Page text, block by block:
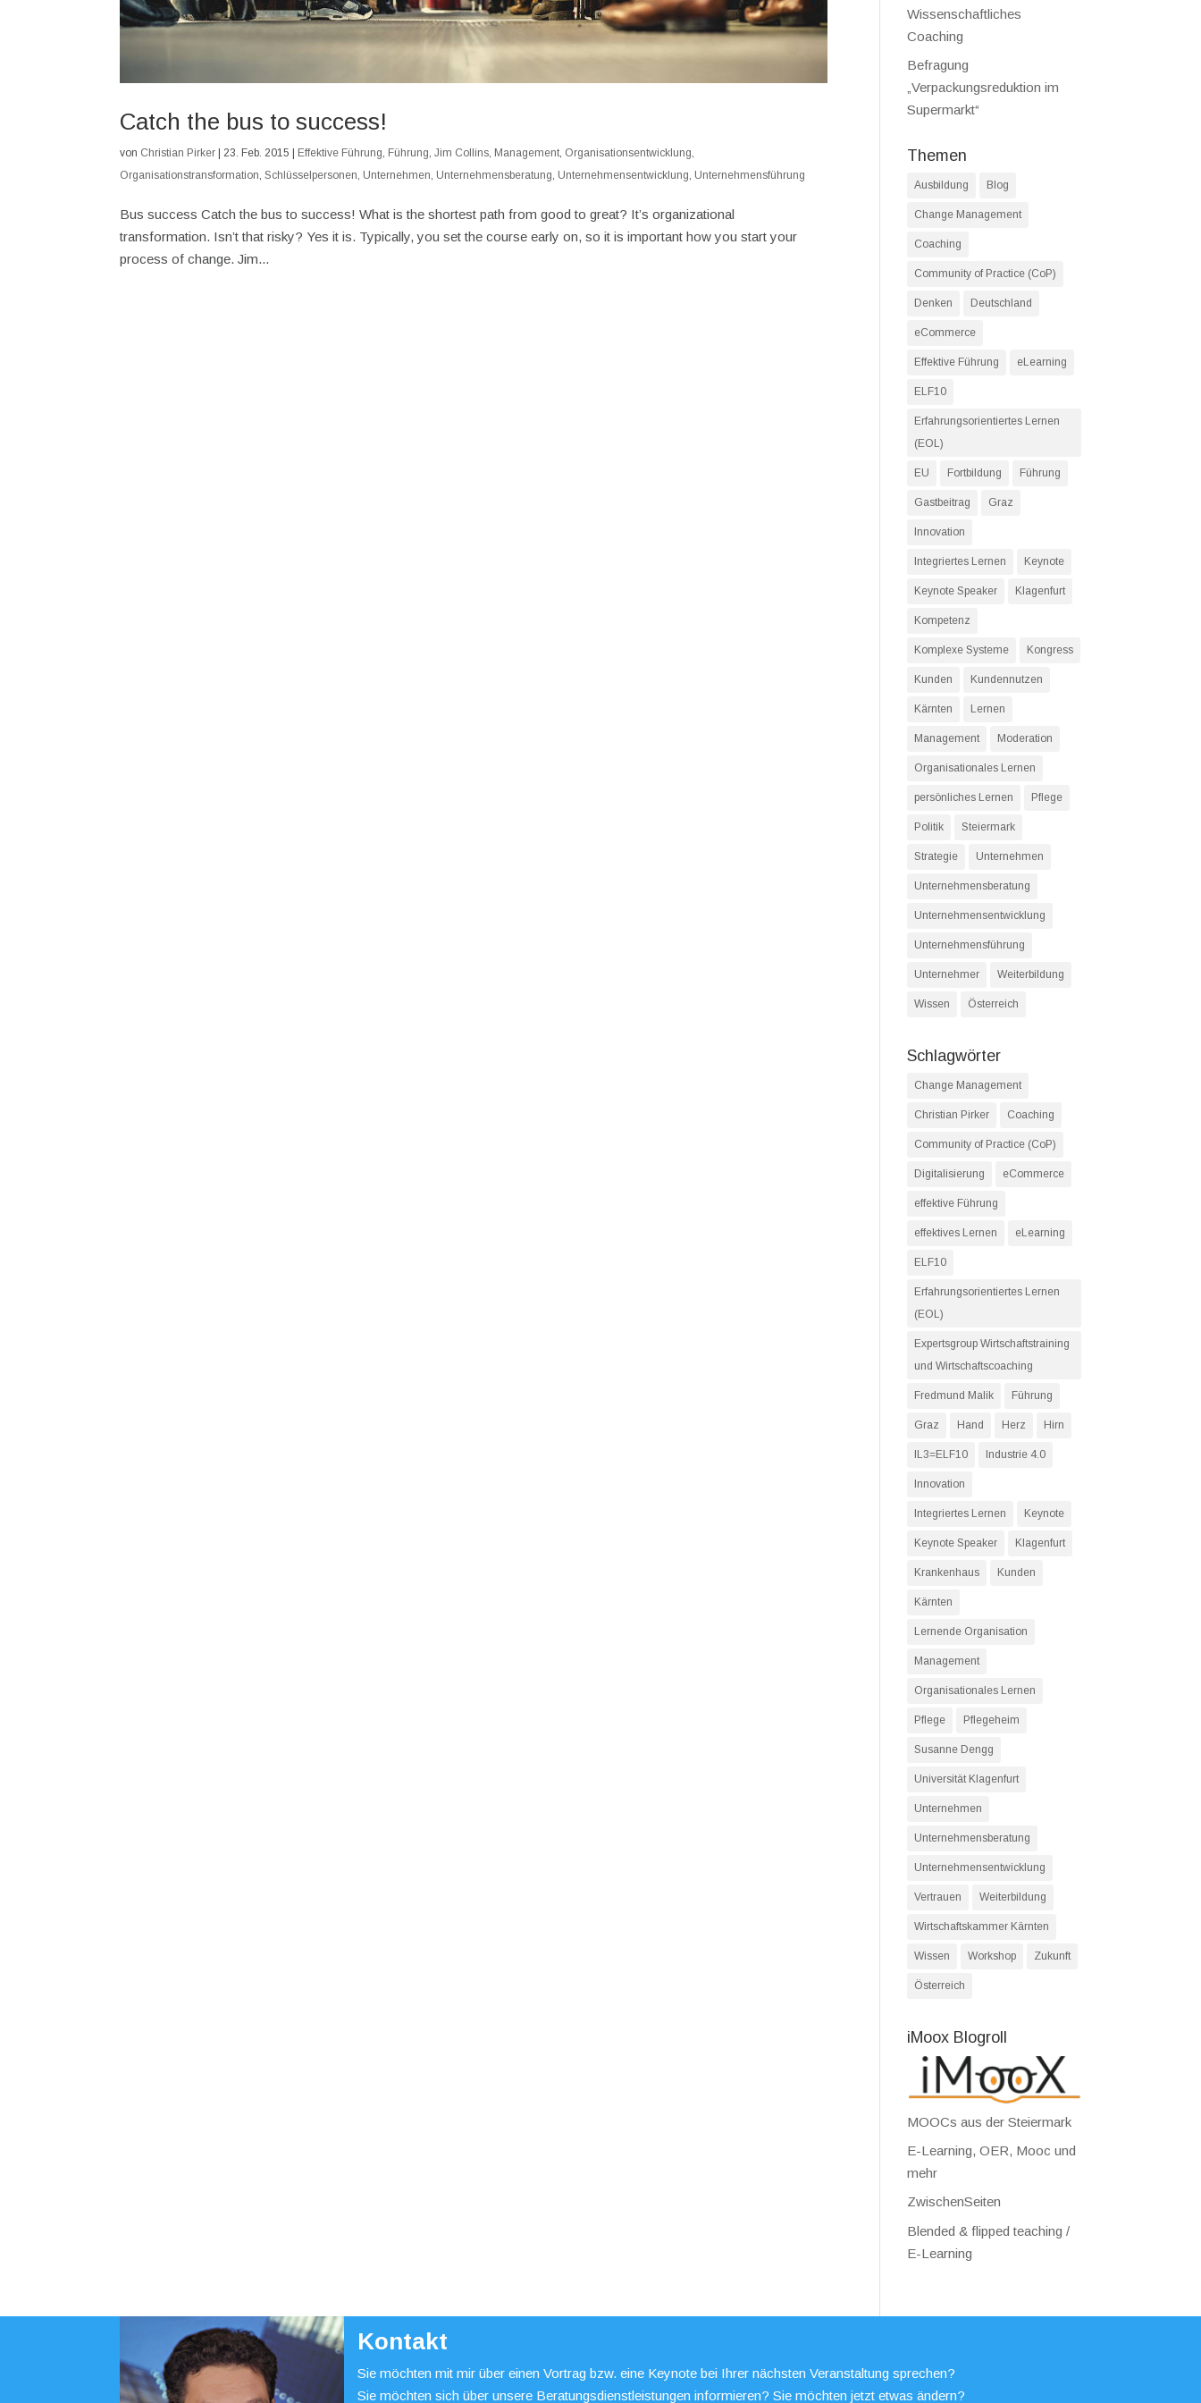
Catch the bus to success!
von Christian Pirker | 23. Feb. 2015 | Effektive Führung Führung ,Jim Collins Management Organisationsentwicklung
Organisationstransformation ,Schlüsselpersonen Unternehmen Unternehmensberatung Unternehmensentwicklung Unternehmensführung
Bus success Catch the bus to success! What is the shortest path from good to great? It’s organizational
transformation. Isn’t that risky? Yes it is. Typically, you set the course early on, so it is important how you start your
process of change. Jim...
Wissenschaftliches
Coaching
Befragung
„Verpackungsreduktion im
Supermarkt“
Themen
Ausbildung Blog
Change Management
Coaching
Community of Practice (CoP)
Denken Deutschland
eCommerce
Effektive Führung eLearning
ELF10
Erfahrungsorientiertes Lernen
(EOL)
EU Fortbildung Führung
Gastbeitrag Graz
Innovation
Integriertes Lernen Keynote
Keynote Speaker Klagenfurt
Kompetenz
Komplexe Systeme Kongress
Kunden Kundennutzen
Kärnten Lernen
Management Moderation
Organisationales Lernen
persönliches Lernen Pflege
Politik Steiermark
Strategie Unternehmen
Unternehmensberatung
Unternehmensentwicklung
Unternehmensführung
Unternehmer Weiterbildung
Wissen Österreich
Schlagwörter
Change Management
Christian Pirker Coaching
Community of Practice (CoP)
Digitalisierung eCommerce
effektive Führung
effektives Lernen eLearning
ELF10
Erfahrungsorientiertes Lernen
(EOL)
Expertsgroup Wirtschaftstraining
und Wirtschaftscoaching
Fredmund Malik Führung
Graz Hand Herz Hirn
IL3=ELF10 Industrie 4.0
Innovation
Integriertes Lernen Keynote
Keynote Speaker Klagenfurt
Krankenhaus Kunden
Kärnten
Lernende Organisation
Management
Organisationales Lernen
Pflege Pflegeheim
Susanne Dengg
Universität Klagenfurt
Unternehmen
Unternehmensberatung
Unternehmensentwicklung
Vertrauen Weiterbildung
Wirtschaftskammer Kärnten
Wissen Workshop Zukunft
Österreich
iMoox Blogroll
MOOCs aus der Steiermark
E-Learning, OER, Mooc und
mehr
ZwischenSeiten
Blended & flipped teaching /
E-Learning
Kontakt
Sie möchten mit mir über einen Vortrag bzw. eine Keynote bei Ihrer nächsten Veranstaltung sprechen?
Sie möchten sich über unsere Beratungsdienstleistungen informieren? Sie möchten jetzt etwas ändern?